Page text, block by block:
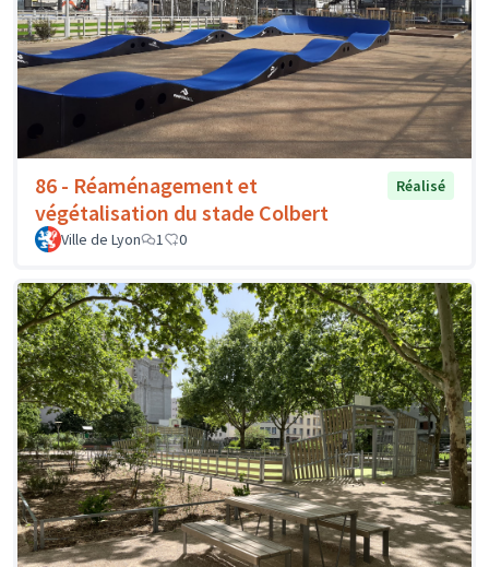
86 - Réaménagement et
végétalisation du stade Colbert
Réalisé
Ville de Lyon 1 0